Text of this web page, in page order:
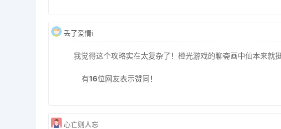
丢了爱情i
我觉得这个攻略实在太复杂了！橙光游戏的聊斋画中仙本来就
有16位网友表示赞同！
心亡则人忘